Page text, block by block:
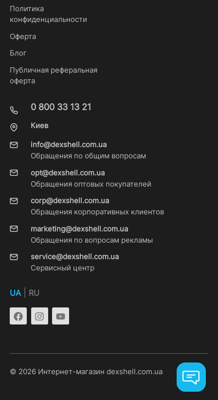
Политика
конфиденциальности
Оферта
Блог
Публичная реферальная
оферта
0 800 33 13 21
Киев
info@dexshell.com.ua
Обращения по общим вопросам
opt@dexshell.com.ua
Обращения оптовых покупателей
corp@dexshell.com.ua
Обращения корпоративных клиентов
marketing@dexshell.com.ua
Обращения по вопросам рекламы
service@dexshell.com.ua
Сервисный центр
UA RU
© 2026 Интернет-магазин dexshell.com.ua